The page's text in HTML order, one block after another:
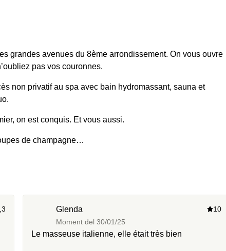
grandes avenues du 8ème arrondissement. On vous ouvre
pas vos couronnes.
non privatif au spa avec bain hydromassant, sauna et
on est conquis. Et vous aussi.
de champagne…
Glenda
Moment del 30/01/25
10
Le masseuse italienne, elle était très bien